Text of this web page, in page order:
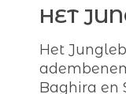
HET
Het
Baghira en